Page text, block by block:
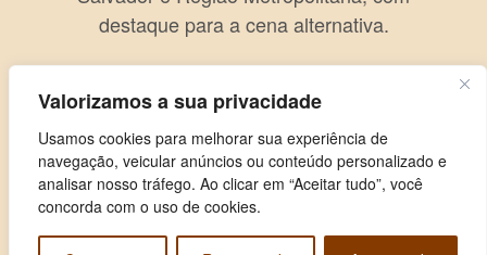
Valorizamos a sua privacidade
Usamos cookies para melhorar sua experiência de
navegação, veicular anúncios ou conteúdo personalizado e
analisar nosso tráfego. Ao clicar em “Aceitar tudo”, você
concorda com o uso de cookies.
destaque para a cena alternativa.